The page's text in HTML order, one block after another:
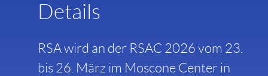
Details
RSA wird an der RSAC 2026 vom 23.
bis 26. März im Moscone Center in